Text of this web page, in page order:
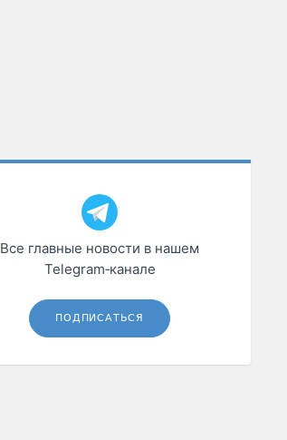
Все главные новости в нашем
Telegram‑канале
ПОДПИСАТЬСЯ